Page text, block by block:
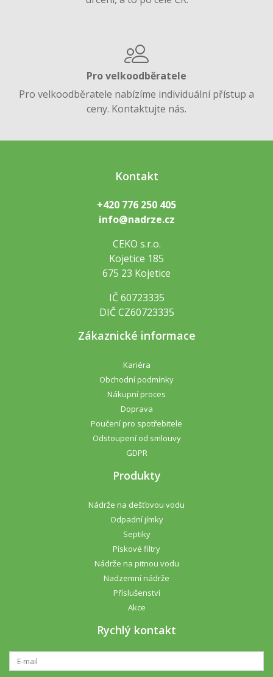
Pro velkoodběratele
Pro velkoodběratele nabízíme individuální přístup a
ceny. Kontaktujte nás.
Kontakt
+420 776 250 405
info@nadrze.cz
CEKO s.r.o.
Kojetice 185
675 23 Kojetice
IČ 60723335
DIČ CZ60723335
Zákaznické informace
Kariéra
Obchodní podmínky
Nákupní proces
Doprava
Poučení pro spotřebitele
Odstoupení od smlouvy
GDPR
Produkty
Nádrže na dešťovou vodu
Odpadní jímky
Septiky
Pískové filtry
Nádrže na pitnou vodu
Nadzemní nádrže
Příslušenství
Akce
Rychlý kontakt